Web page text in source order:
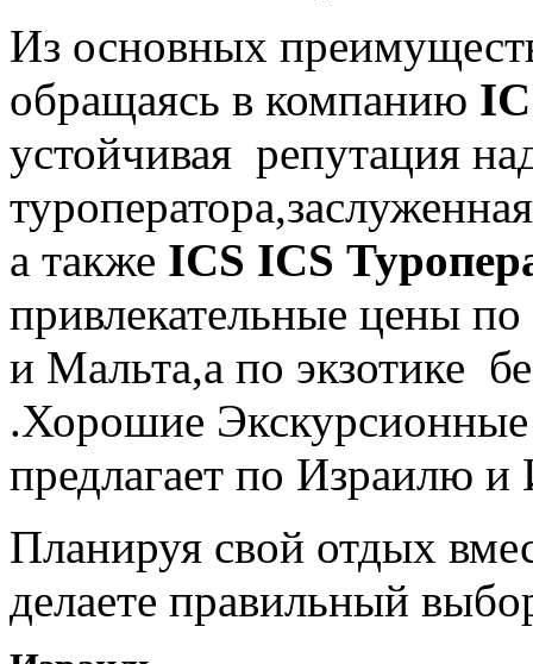
Из основных
обращаясь в компанию
устойчивая репутация
а также ICS ICS
привлекательные цены
и Мальта,а по экзотике
.Хорошие
предлагает по Израилю и
Планируя свой отдых
делаете правильный